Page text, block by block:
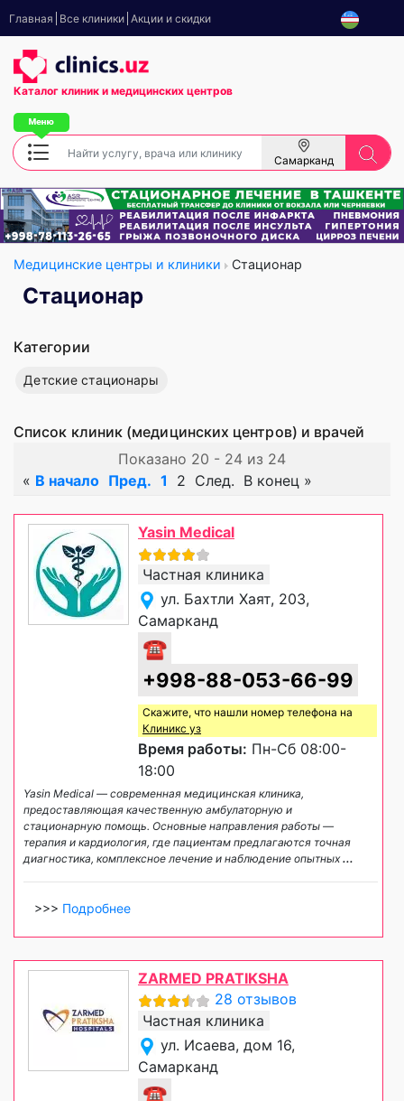
Главная Все клиники Акции и скидки
Каталог клиник и медицинских центров
Самарканд
Медицинские центры и клиники Стационар
Стационар
Категории
Детские стационары
Список клиник (медицинских центров) и врачей
Показано 20 - 24 из 24
« В начало Пред. 1 2 След. В конец »
Yasin Medical
Частная клиника
ул. Бахтли Хаят, 203,
Самарканд
☎
+998-88-053-66-99
Скажите, что нашли номер телефона на
Клиникс уз
Время работы: Пн-Сб 08:00-
18:00
Yasin Medical — современная медицинская клиника,
предоставляющая качественную амбулаторную и
стационарную помощь. Основные направления работы —
терапия и кардиология, где пациентам предлагаются точная
диагностика, комплексное лечение и наблюдение опытных...
>>> Подробнее
ZARMED PRATIKSHA
28 отзывов
Частная клиника
ул. Исаева, дом 16,
Самарканд
☎